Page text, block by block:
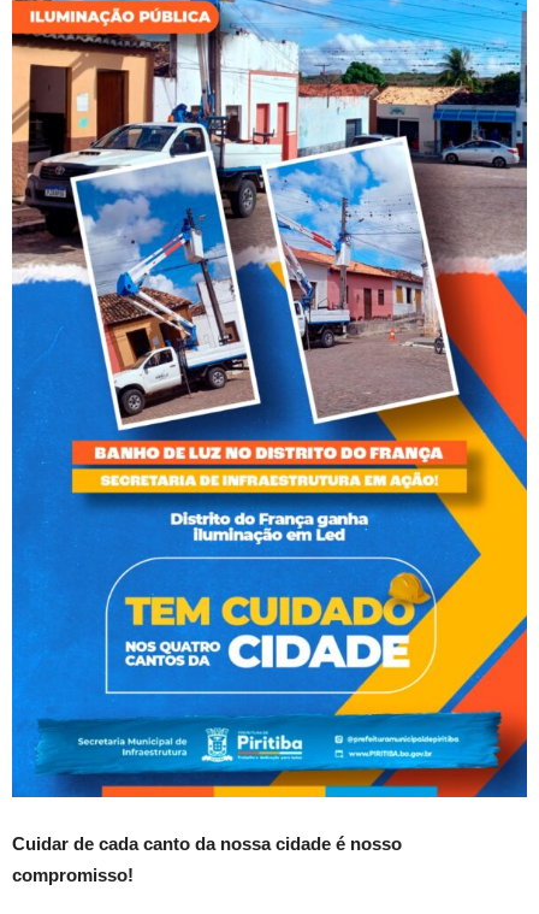
Cuidar de cada canto da nossa cidade é nosso
compromisso!